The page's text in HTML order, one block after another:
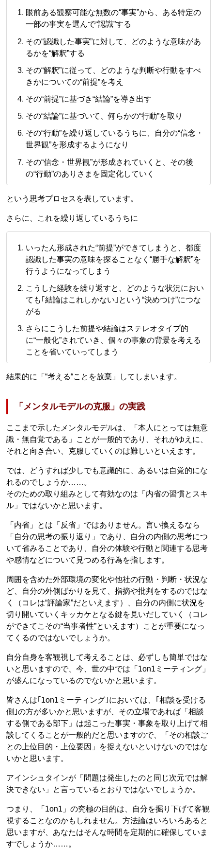
眼前ある観察可能な無数の“事実”から、ある特定の
一部の事実を選んで“認識”する
その“認識した事実”に対して、どのような意味があ
るかを“解釈”する
その“解釈”に従って、どのような判断や行動をすべ
きかについての“前提”を考え
その“前提”に基づき“結論”を導き出す
その“結論”に基づいて、何らかの“行動”を取り
その“行動”を繰り返しているうちに、自分の“信念・
世界観”を形成するようになり
その“信念・世界観”が形成されていくと、その後
の“行動”のありさまを固定化していく
という思考プロセスを表しています。
さらに、これを繰り返しているうちに
いったん形成された“前提”ができてしまうと、都度
認識した事実の意味を探ることなく“勝手な解釈”を
行うようになってしまう
こうした経験を繰り返すと、どのような状況におい
ても｢結論はこれしかない｣という“決めつけ”につな
がる
さらにこうした前提や結論はステレオタイプ的
に“一般化”されていき、個々の事象の背景を考える
ことを省いていってしまう
結果的に「“考える“ことを放棄」してしまいます。
「メンタルモデルの克服」の実践
ここまで示したメンタルモデルは、「本人にとっては無意
識・無自覚である」ことが一般的であり、それがゆえに、
それと向き合い、克服していくのは難しいといえます。
では、どうすれば少しでも意識的に、あるいは自覚的にな
れるのでしょうか……。
そのための取り組みとして有効なのは「内省の習慣とスキ
ル」ではないかと思います。
「内省」とは「反省」ではありません。言い換えるなら
「自分の思考の振り返り」であり、自分の内側の思考につ
いて省みることであり、自分の体験や行動と関連する思考
や感情などについて見つめる行為を指します。
周囲を含めた外部環境の変化や他社の行動・判断・状況な
ど、自分の外側ばかりを見て、指摘や批判をするのではな
く（コレは“評論家”だといえます）、自分の内側に状況を
切り開いていくキッカケとなる鍵を見いだしていく（コレ
ができてこその“当事者性”といえます）ことが重要になっ
てくるのではないでしょうか。
自分自身を客観視して考えることは、必ずしも簡単ではな
いと思いますので、今、世の中では「1on1ミーティング」
が盛んになっているのでないかと思います。
皆さんは｢1on1ミーティング｣においては、｢相談を受ける
側｣の方が多いかと思いますが、その立場であれば「相談
する側である部下」は起こった事実・事象を取り上げて相
談してくることが一般的だと思いますので、「その相談ご
との上位目的・上位要因」を捉えないといけないのではな
いかと思います。
アインシュタインが「問題は発生したのと同じ次元では解
決できない」と言っているとおりではないでしょうか。
つまり、「1on1」の究極の目的は、自分を掘り下げて客観
視することなのかもしれません。方法論はいろいろあると
思いますが、あなたはそんな時間を定期的に確保していま
すでしょうか……。